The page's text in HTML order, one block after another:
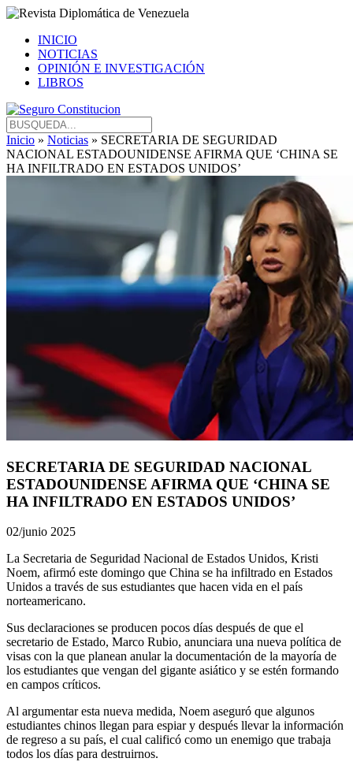
INICIO
NOTICIAS
OPINIÓN E INVESTIGACIÓN
LIBROS
Inicio » Noticias » SECRETARIA DE SEGURIDAD
NACIONAL ESTADOUNIDENSE AFIRMA QUE ‘CHINA SE
HA INFILTRADO EN ESTADOS UNIDOS’
SECRETARIA DE SEGURIDAD NACIONAL
ESTADOUNIDENSE AFIRMA QUE ‘CHINA SE
HA INFILTRADO EN ESTADOS UNIDOS’
02/junio 2025
La Secretaria de Seguridad Nacional de Estados Unidos, Kristi
Noem, afirmó este domingo que China se ha infiltrado en Estados
Unidos a través de sus estudiantes que hacen vida en el país
norteamericano.
Sus declaraciones se producen pocos días después de que el
secretario de Estado, Marco Rubio, anunciara una nueva política de
visas con la que planean anular la documentación de la mayoría de
los estudiantes que vengan del gigante asiático y se estén formando
en campos críticos.
Al argumentar esta nueva medida, Noem aseguró que algunos
estudiantes chinos llegan para espiar y después llevar la información
de regreso a su país, el cual calificó como un enemigo que trabaja
todos los días para destruirnos.